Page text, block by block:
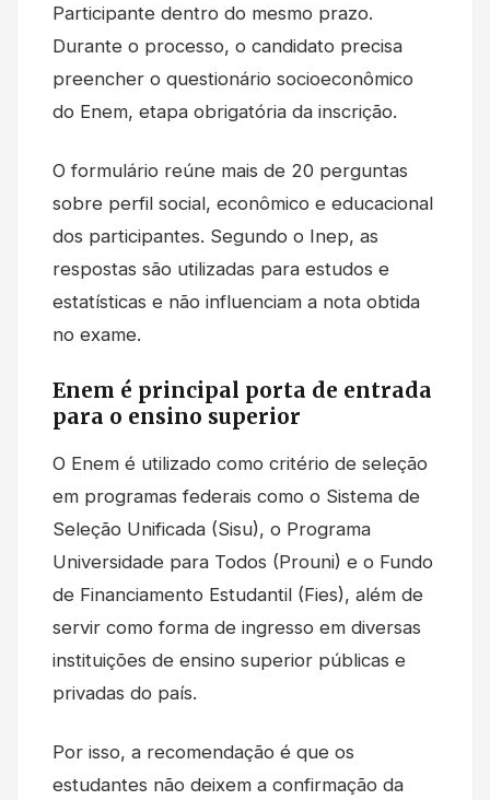
Participante dentro do mesmo prazo.
Durante o processo, o candidato precisa
preencher o questionário socioeconômico
do Enem, etapa obrigatória da inscrição.
O formulário reúne mais de 20 perguntas
sobre perfil social, econômico e educacional
dos participantes. Segundo o Inep, as
respostas são utilizadas para estudos e
estatísticas e não influenciam a nota obtida
no exame.
Enem é principal porta de entrada
para o ensino superior
O Enem é utilizado como critério de seleção
em programas federais como o Sistema de
Seleção Unificada (Sisu), o Programa
Universidade para Todos (Prouni) e o Fundo
de Financiamento Estudantil (Fies), além de
servir como forma de ingresso em diversas
instituições de ensino superior públicas e
privadas do país.
Por isso, a recomendação é que os
estudantes não deixem a confirmação da